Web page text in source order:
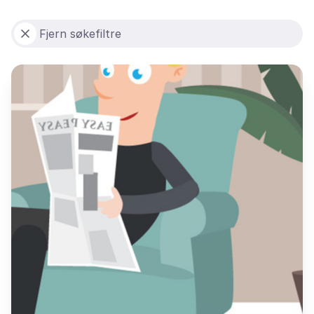
Fjern søkefiltre